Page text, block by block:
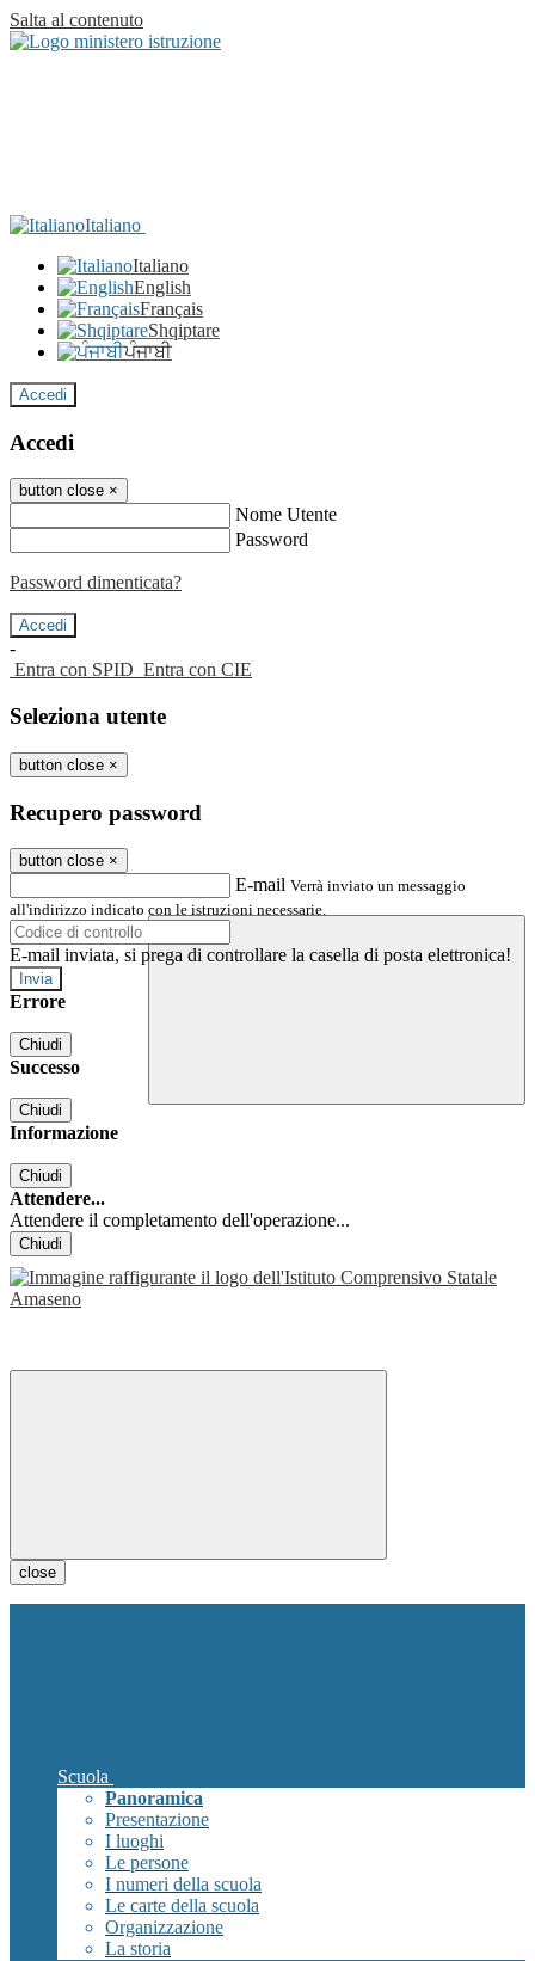
Salta al contenuto
Italiano
Italiano
English
Français
Shqiptare
ਪੰਜਾਬੀ
Accedi
Accedi
button close ×
Nome Utente
Password
Password dimenticata?
-
Entra con SPID Entra con CIE
Seleziona utente
button close ×
Recupero password
button close ×
E-mail Verrà inviato un messaggio
all'indirizzo indicato con le istruzioni necessarie.
E-mail inviata, si prega di controllare la casella di posta elettronica!
Errore
Chiudi
Successo
Chiudi
Informazione
Chiudi
Attendere...
Attendere il completamento dell'operazione...
Chiudi
close
Scuola
Panoramica
Presentazione
I luoghi
Le persone
I numeri della scuola
Le carte della scuola
Organizzazione
La storia